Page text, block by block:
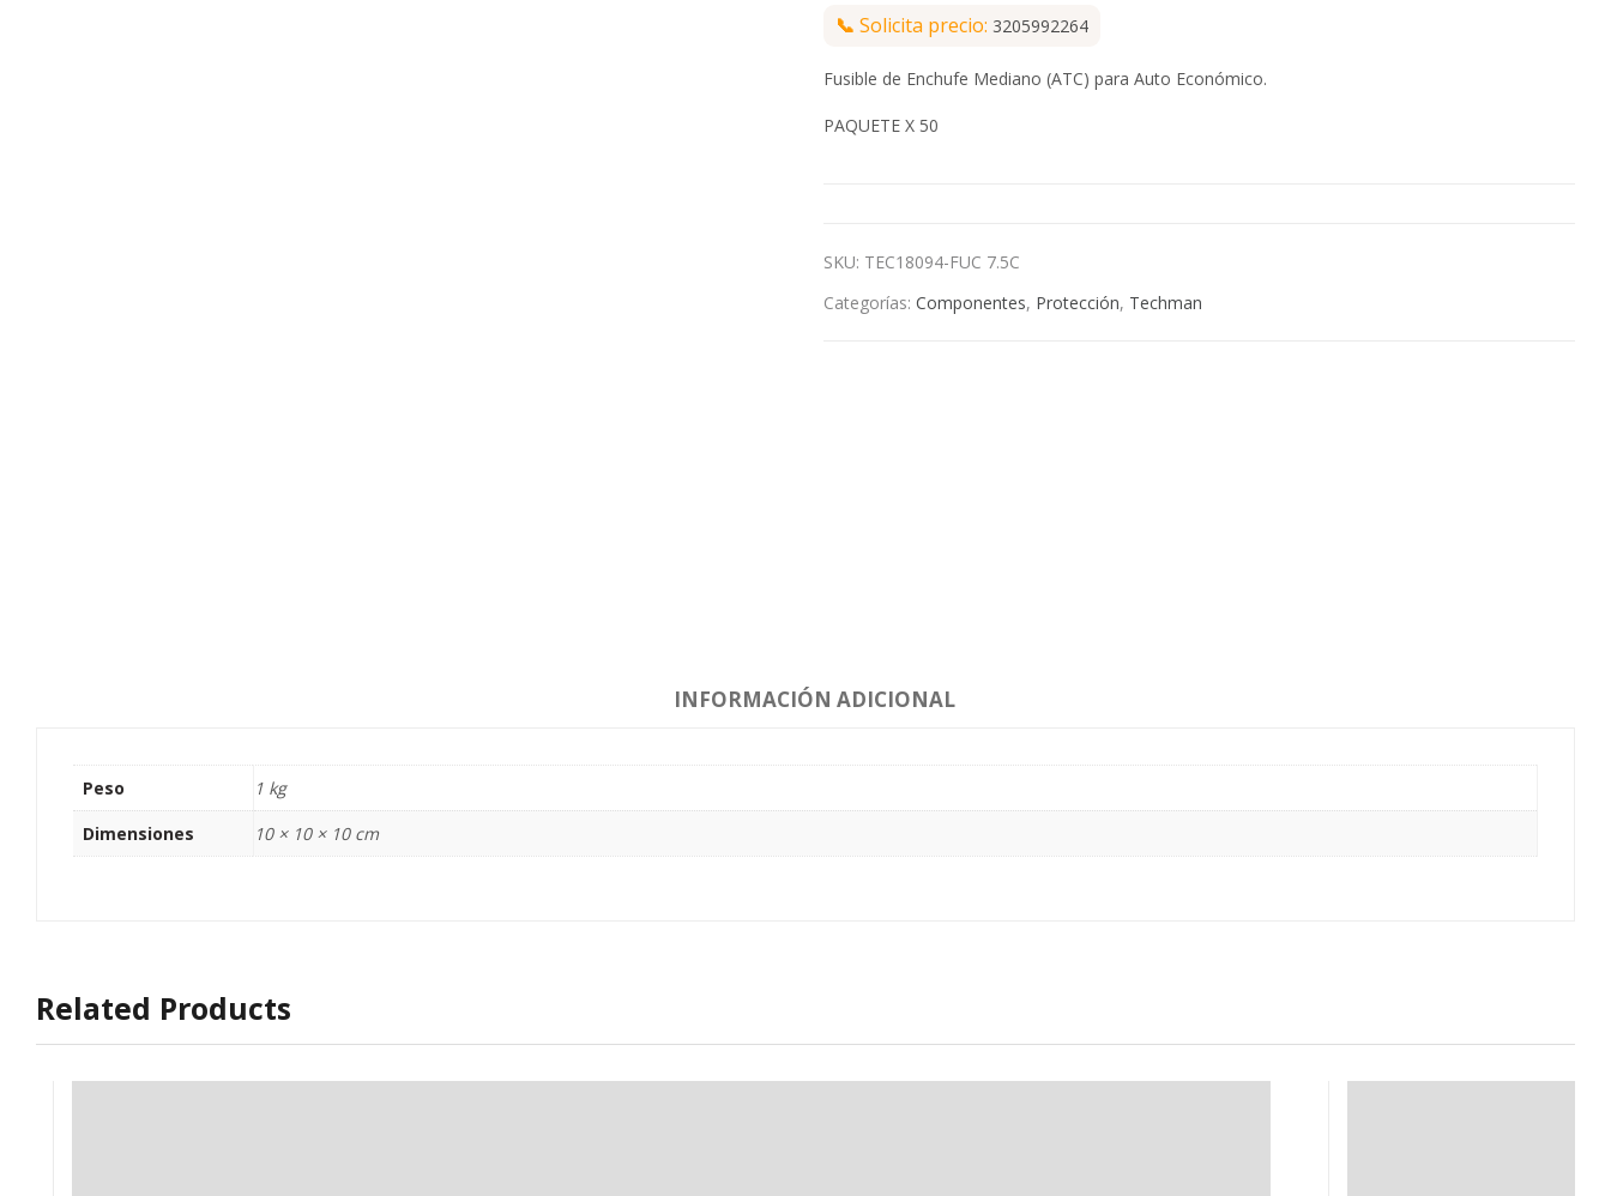
📞 Solicita precio: 3205992264
Fusible de Enchufe Mediano (ATC) para Auto Económico.
PAQUETE X 50
SKU: TEC18094-FUC 7.5C
Categorías: Componentes, Protección, Techman
INFORMACIÓN ADICIONAL
Peso
1 kg
Dimensiones
10 × 10 × 10 cm
Related Products